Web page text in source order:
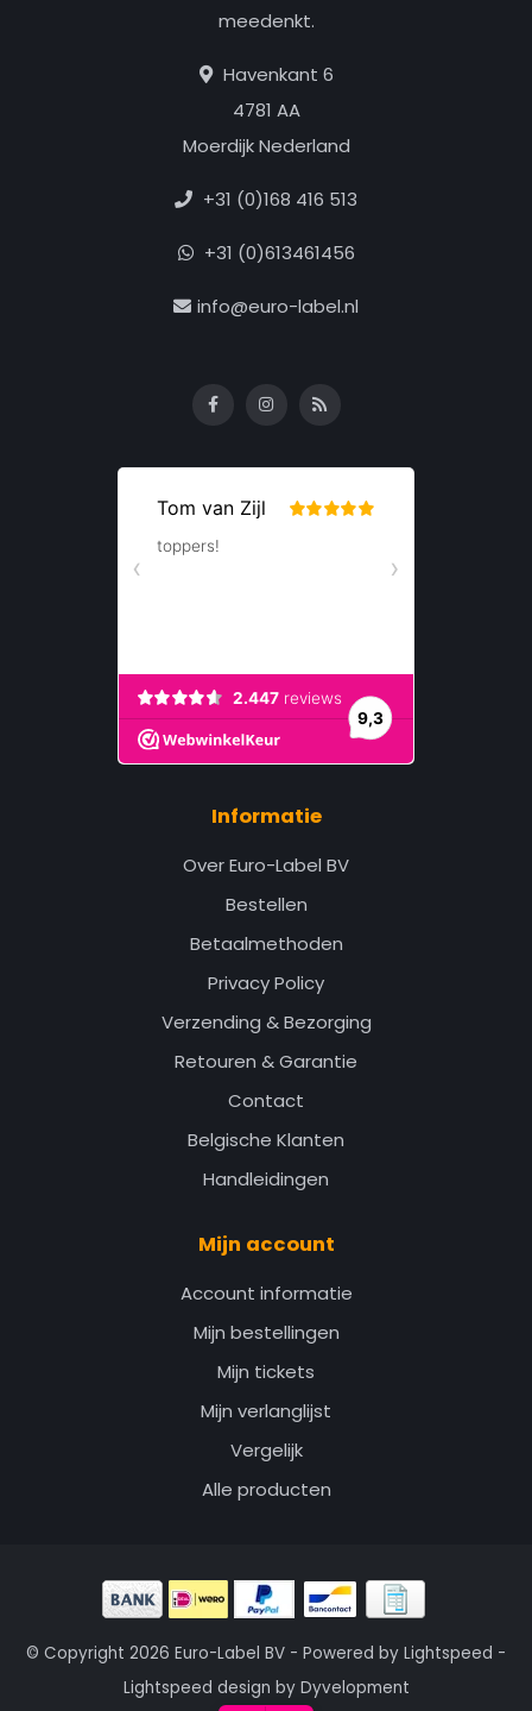
meedenkt.
Havenkant 6
4781 AA
Moerdijk Nederland
+31 (0)168 416 513
+31 (0)613461456
info@euro-label.nl
Informatie
Over Euro-Label BV
Bestellen
Betaalmethoden
Privacy Policy
Verzending & Bezorging
Retouren & Garantie
Contact
Belgische Klanten
Handleidingen
Mijn account
Account informatie
Mijn bestellingen
Mijn tickets
Mijn verlanglijst
Vergelijk
Alle producten
© Copyright 2026 Euro-Label BV - Powered by Lightspeed -
Lightspeed design by Dyvelopment